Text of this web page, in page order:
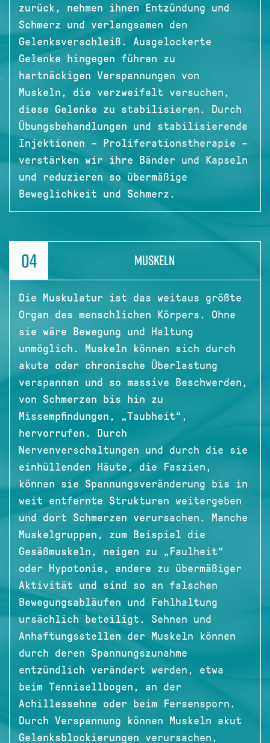
zurück, nehmen ihnen Entzündung und
Schmerz und verlangsamen den
Gelenksverschleiß. Ausgelockerte
Gelenke hingegen führen zu
hartnäckigen Verspannungen von
Muskeln, die verzweifelt versuchen,
diese Gelenke zu stabilisieren. Durch
Übungsbehandlungen und stabilisierende
Injektionen – Proliferationstherapie –
verstärken wir ihre Bänder und Kapseln
und reduzieren so übermäßige
Beweglichkeit und Schmerz.
04 MUSKELN
Die Muskulatur ist das weitaus größte
Organ des menschlichen Körpers. Ohne
sie wäre Bewegung und Haltung
unmöglich. Muskeln können sich durch
akute oder chronische Überlastung
verspannen und so massive Beschwerden,
von Schmerzen bis hin zu
Missempfindungen, „Taubheit“,
hervorrufen. Durch
Nervenverschaltungen und durch die sie
einhüllenden Häute, die Faszien,
können sie Spannungsveränderung bis in
weit entfernte Strukturen weitergeben
und dort Schmerzen verursachen. Manche
Muskelgruppen, zum Beispiel die
Gesäßmuskeln, neigen zu „Faulheit“
oder Hypotonie, andere zu übermäßiger
Aktivität und sind so an falschen
Bewegungsabläufen und Fehlhaltung
ursächlich beteiligt. Sehnen und
Anhaftungsstellen der Muskeln können
durch deren Spannungszunahme
entzündlich verändert werden, etwa
beim Tennisellbogen, an der
Achillessehne oder beim Fersensporn.
Durch Verspannung können Muskeln akut
Gelenksblockierungen verursachen,